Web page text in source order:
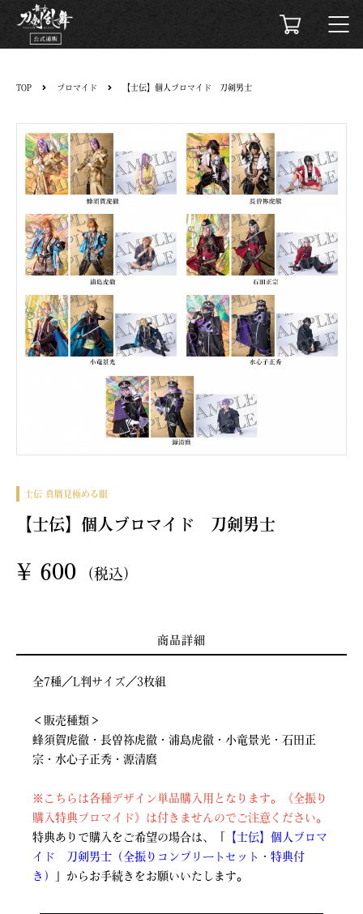
TOP ブロマイド 【士伝】個人ブロマイド 刀剣男士
士伝 真贋見極める眼
【士伝】個人ブロマイド 刀剣男士
¥ 600 (税込)
商品詳細
全7種／L判サイズ／3枚組
＜販売種類＞
蜂須賀虎徹・長曽祢虎徹・浦島虎徹・小竜景光・石田正
宗・水心子正秀・源清麿
※こちらは各種デザイン単品購入用となります。《全振り
購入特典ブロマイド》は付きませんのでご注意ください。
特典ありで購入をご希望の場合は、「
【士伝】個人ブロマ
イド 刀剣男士（全振りコンプリートセット・特典付
き）
」からお手続きをお願いいたします。